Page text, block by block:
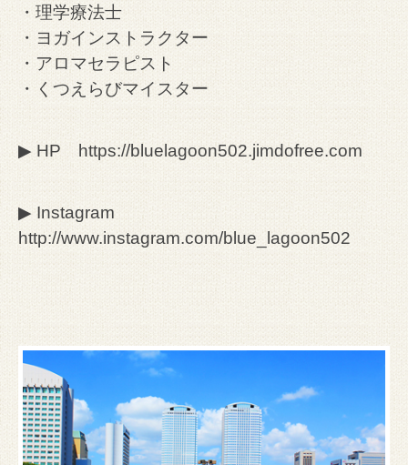
・理学療法士
・ヨガインストラクター
・アロマセラピスト
・くつえらびマイスター
▶︎ HP https://bluelagoon502.jimdofree.com
▶︎ Instagram
http://www.instagram.com/blue_lagoon502